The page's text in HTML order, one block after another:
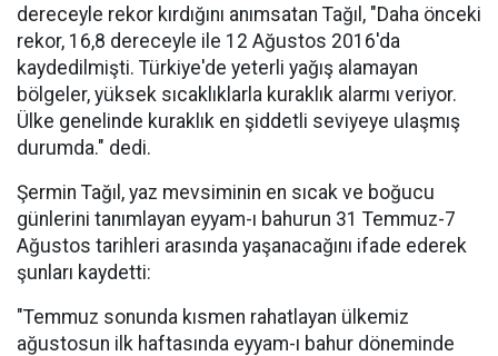
dereceyle rekor kırdığını anımsatan Tağıl, "Daha önceki
rekor, 16,8 dereceyle ile 12 Ağustos 2016'da
kaydedilmişti. Türkiye'de yeterli yağış alamayan
bölgeler, yüksek sıcaklıklarla kuraklık alarmı veriyor.
Ülke genelinde kuraklık en şiddetli seviyeye ulaşmış
durumda." dedi.
Şermin Tağıl, yaz mevsiminin en sıcak ve boğucu
günlerini tanımlayan eyyam-ı bahurun 31 Temmuz-7
Ağustos tarihleri arasında yaşanacağını ifade ederek
şunları kaydetti:
"Temmuz sonunda kısmen rahatlayan ülkemiz
ağustosun ilk haftasında eyyam-ı bahur döneminde